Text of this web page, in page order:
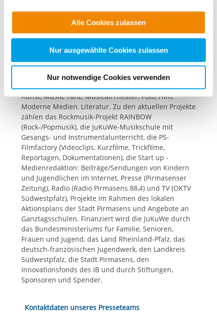
Funktionen für diese Zwecke aktiviert sind, müssen Sie
alle Cookie-Kategorien auswählen. Sie können mittels
nachfolgender Buttons über Ihre Einwilligung für diese
Zwecke entscheiden und Ihre erteilte Einwilligung stets
für die Zukunft widerrufen. Bitte beachten Sie: Ihre
Cookies, die erforderlich zur Bereitstellung der von Ihnen
aufgerufenen und somit gewünschten Website-
Funktionen sind. Diese Cookies setzen wir aufgrund
berechtigter Interessen und daher unabhängig von einer
Einwilligung.
Alle Cookies zulassen
Nur ausgewählte Cookies zulassen
Nur notwendige Cookies verwenden
und Schulen, die Einbeziehung deutsch-
französischer und internationaler Begegnung und
die Aktivierung und Förderung des ehrenamtlichen
Engagements Zielgruppen sind Kinder, Jugendliche
und junge Erwachsene aus der Südwestpfalz; in
Einzelprojekten auch generationsübergreifende
Ansätze Angebote gibt es in den Sparten Bildende
Kunst, Musik, Tanz, Musical/Theater, Foto, Film,
Moderne Medien, Literatur. Zu den aktuellen Projekte
zählen das Rockmusik-Projekt RAINBOW
(Rock-/Popmusik), die JuKuWe-Musikschule mit
Gesangs- und Instrumentalunterricht, die PS-
Filmfactory (Videoclips, Kurzfilme, Trickfilme,
Reportagen, Dokumentationen), die Start up -
Medienredaktion: Beiträge/Sendungen von Kindern
und Jugendlichen im Internet, Presse (Pirmasenser
Zeitung), Radio (Radio Pirmasens 88,4) und TV (OKTV
Südwestpfalz), Projekte im Rahmen des lokalen
Aktionsplans der Stadt Pirmasens und Angebote an
Ganztagsschulen. Finanziert wird die JuKuWe durch
das Bundesministeriums für Familie, Senioren,
Frauen und Jugend, das Land Rheinland-Pfalz, das
deutsch-französischen Jugendwerk, den Landkreis
Südwestpfalz, die Stadt Pirmasens, den
Innovationsfonds des IB und durch Stiftungen,
Sponsoren und Spender.
Kontaktdaten unseres Presseteams